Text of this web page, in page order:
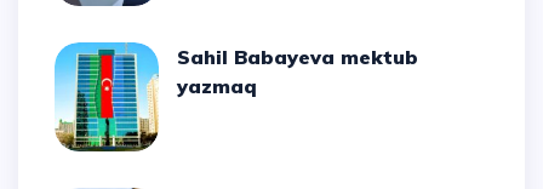
Sahil Babayeva mektub
yazmaq